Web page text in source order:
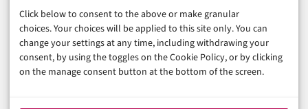
Click below to consent to the above or make granular
choices. Your choices will be applied to this site only. You can
change your settings at any time, including withdrawing your
consent, by using the toggles on the Cookie Policy, or by clicking
on the manage consent button at the bottom of the screen.
Unsere Redaktion
Werbeformate & Media Kit
Rechtliches